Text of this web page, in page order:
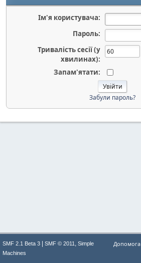
Ім'я користувача:
Пароль:
Тривалість сесії (у
хвилинах):
Запам'ятати:
Забули пароль?
Допомога
SMF 2.1 Beta 3 SMF © 2011 , Simple
Machines